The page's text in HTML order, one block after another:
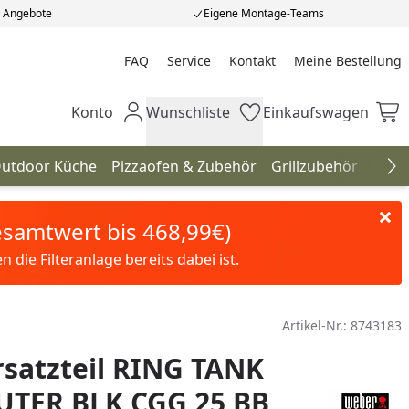
Eigene Montage-Teams
FAQ Service Kontakt Meine Bestellung
Meine Bestellung
Mein Konto
Konto Wunschliste
Wunschliste Einkaufswagen
Einkaufswagen
Küche Pizzaofen & Zubehör Grillzubehör
bis 468,99€)
die Filteranlage bereits dabei ist.
Artikel-Nr.: 8743183
RING TANK